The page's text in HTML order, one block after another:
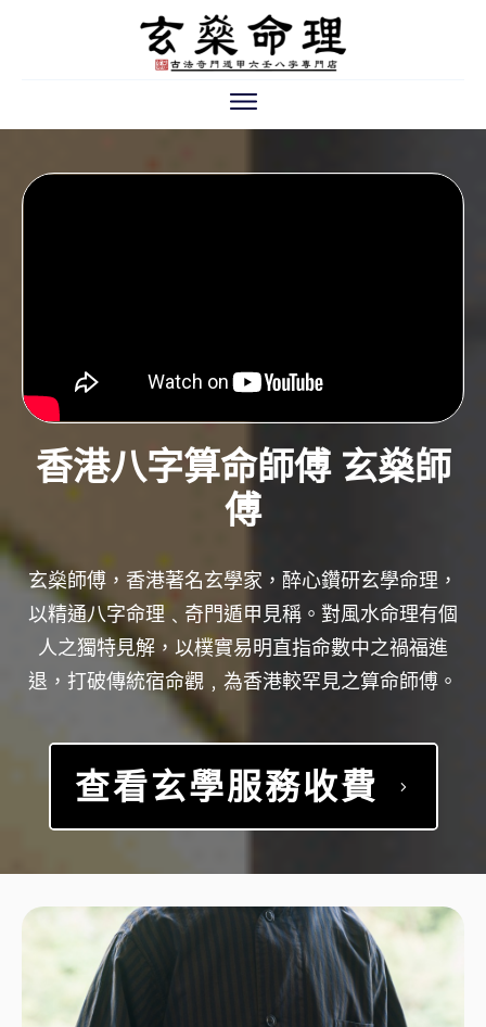
香港八字算命師傅 玄燊師
傅
玄燊師傅，香港著名玄學家，醉心鑽研玄學命理，
以精通八字命理﹑奇門遁甲見稱。對風水命理有個
人之獨特見解，以樸實易明直指命數中之禍福進
退，打破傳統宿命觀﹐為香港較罕見之算命師傅。
查看玄學服務收費